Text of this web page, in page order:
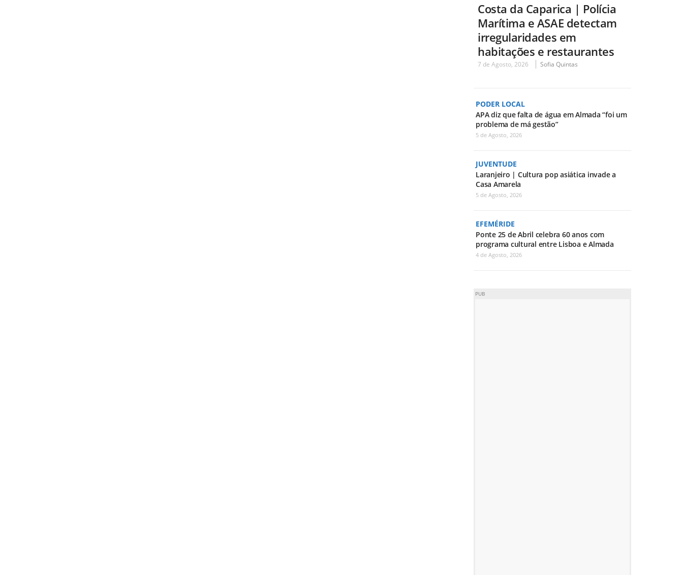
Costa da Caparica | Polícia
Marítima e ASAE detectam
irregularidades em
habitações e restaurantes
7 de Agosto, 2026 Sofia Quintas
PODER LOCAL
APA diz que falta de água em Almada “foi um
problema de má gestão”
5 de Agosto, 2026
JUVENTUDE
Laranjeiro | Cultura pop asiática invade a
Casa Amarela
5 de Agosto, 2026
EFEMÉRIDE
Ponte 25 de Abril celebra 60 anos com
programa cultural entre Lisboa e Almada
4 de Agosto, 2026
PUB